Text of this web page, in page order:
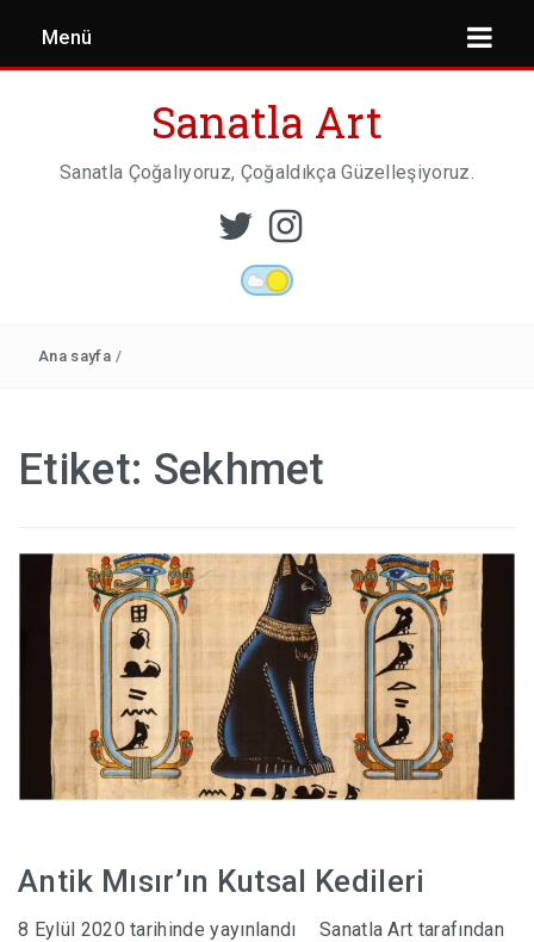
Menü
HABERLER
Sanatla Art
Sanatla Çoğalıyoruz, Çoğaldıkça Güzelleşiyoruz.
Ana sayfa /
Etiket: Sekhmet
Antik Mısır’ın Kutsal Kedileri
8 Eylül 2020 tarihinde yayınlandı Sanatla Art tarafından